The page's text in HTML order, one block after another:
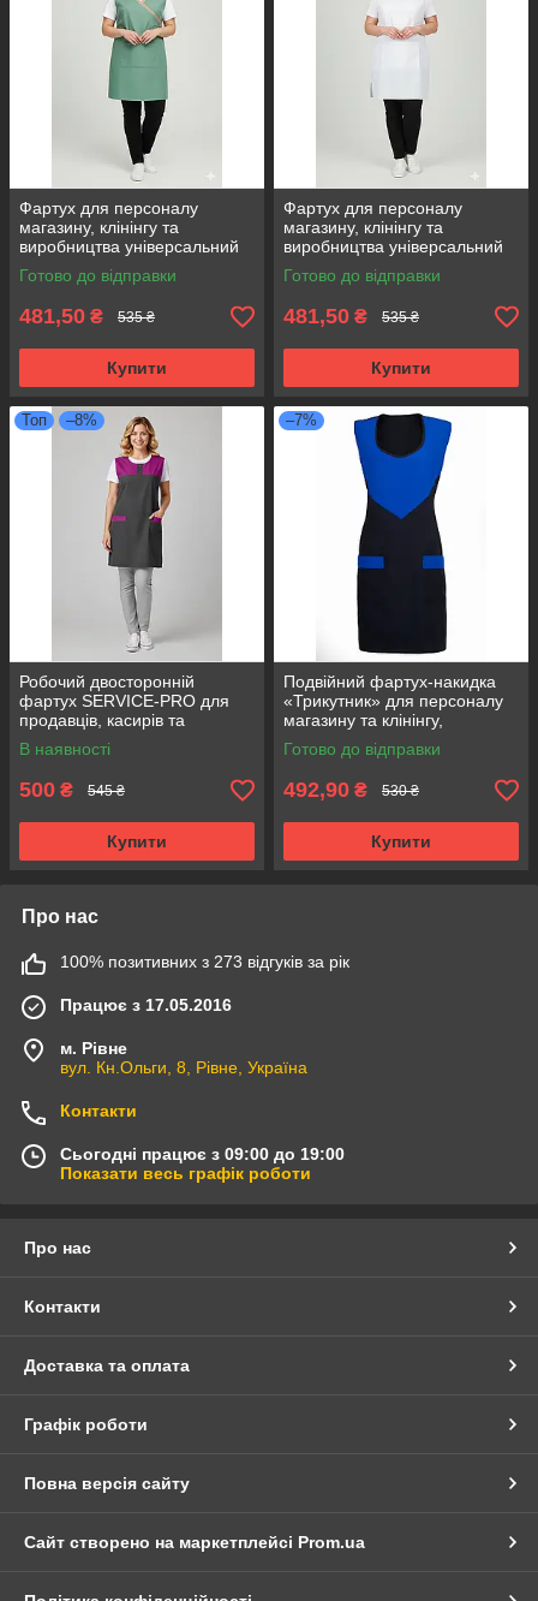
Фартух для персоналу
магазину, клінінгу та
виробництва універсальний
розмір оливковий
Готово до відправки
481,50 ₴ 535 ₴
Купити
Фартух для персоналу
магазину, клінінгу та
виробництва універсальний
розмір білий
Готово до відправки
481,50 ₴ 535 ₴
Купити
Топ –8%
Робочий двосторонній
фартух SERVICE-PRO для
продавців, касирів та
прибиральниць,
універсальний розмір сірий
В наявності
500 ₴ 545 ₴
Купити
–7%
Подвійний фартух-накидка
«Трикутник» для персоналу
магазину та клінінгу,
габардин чорний з синім
Готово до відправки
492,90 ₴ 530 ₴
Купити
Про нас
100% позитивних з 273 відгуків за рік
Працює з 17.05.2016
м. Рівне
вул. Кн.Ольги, 8, Рівне, Україна
Контакти
Сьогодні працює з 09:00 до 19:00
Показати весь графік роботи
Про нас
Контакти
Доставка та оплата
Графік роботи
Повна версія сайту
Сайт створено на маркетплейсі Prom.ua